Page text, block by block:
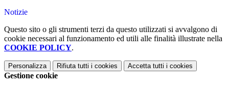
Notizie
Questo sito o gli strumenti terzi da questo utilizzati si avvalgono di
cookie necessari al funzionamento ed utili alle finalità illustrate nella
COOKIE POLICY.
Personalizza Rifiuta tutti i cookies Accetta tutti i cookies
Gestione cookie